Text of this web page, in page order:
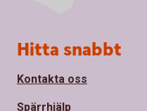
Sidfot
Hitta snabbt
Kontakta oss
Spärrhjälp